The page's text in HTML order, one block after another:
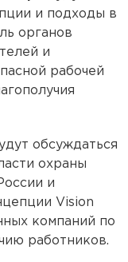
и подходы в
органов
и
рабочей
обсуждаться
охраны
и
Vision
компаний по
работников.